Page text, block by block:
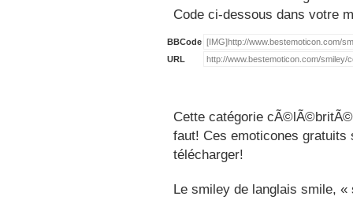
Code ci-dessous dans votre
BBCode
URL
Cette catégorie
faut! Ces emoticones
télécharger!
Le smiley de langlais smile,